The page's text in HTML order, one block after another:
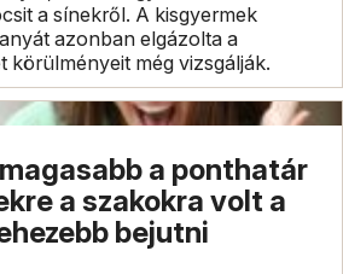
a sínekről. A kisgyermek
azonban elgázolta a
körülményeit még vizsgálják.
a ponthatár
a szakokra volt a
bejutni